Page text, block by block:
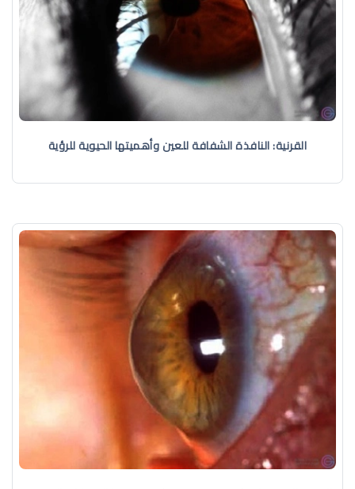
القرنية: النافذة الشفافة للعين وأهميتها الحيوية للرؤية